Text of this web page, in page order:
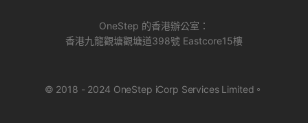
OneStep 的香港辦公室：
香港九龍觀塘觀塘道398號 Eastcore15樓
© 2018 - 2024 OneStep iCorp Services Limited。